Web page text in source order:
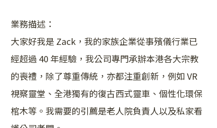
業務描述：
大家好我是 Zack，我的家族企業從事殯儀行業已
經超過 40 年經驗，我公司專門承辦本港各大宗教
的喪禮，除了尊重傳統，亦都注重創新，例如 VR
視察靈堂、全港獨有的復古西式靈車、個性化環保
棺木等。我需要的引薦是老人院負責人以及私家看